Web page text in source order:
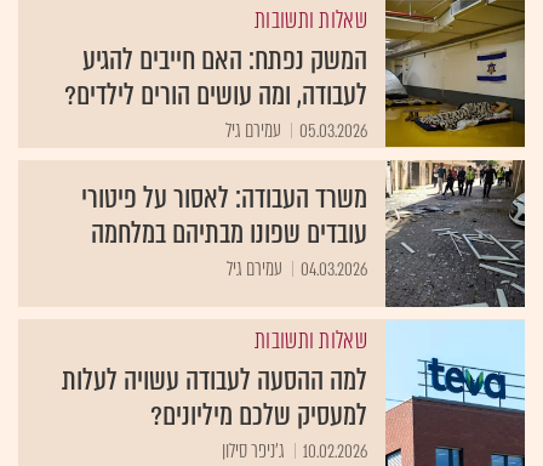
שאלות ותשובות
המשק נפתח: האם חייבים להגיע
לעבודה, ומה עושים הורים לילדים?
05.03.2026 עמירם גיל
משרד העבודה: לאסור על פיטורי
עובדים שפונו מבתיהם במלחמה
04.03.2026 עמירם גיל
שאלות ותשובות
למה ההסעה לעבודה עשויה לעלות
למעסיק שלכם מיליונים?
10.02.2026 ג'ניפר סילון